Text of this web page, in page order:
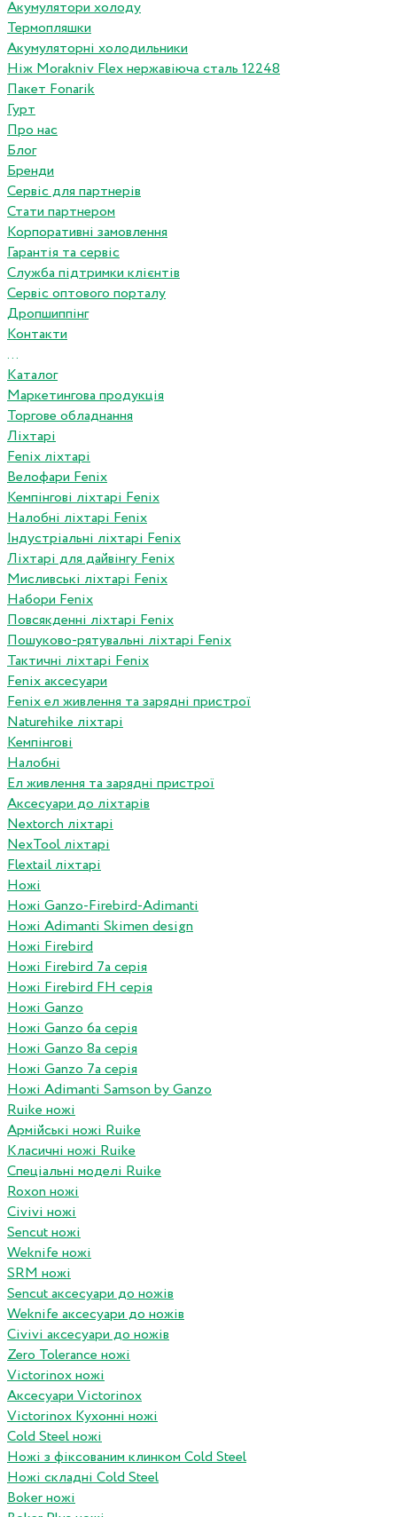
Акумулятори холоду
Термопляшки
Акумуляторні холодильники
Ніж Morakniv Flex нержавіюча сталь 12248
Пакет Fonarik
Гурт
Про нас
Блог
Бренди
Сервіс для партнерів
Стати партнером
Корпоративні замовлення
Гарантія та сервіс
Служба підтримки клієнтів
Сервіс оптового порталу
Дропшиппінг
Контакти
...
Каталог
Маркетингова продукція
Торгове обладнання
Ліхтарі
Fenix ліхтарі
Велофари Fenix
Кемпінгові ліхтарі Fenix
Налобні ліхтарі Fenix
Індустріальні ліхтарі Fenix
Ліхтарі для дайвінгу Fenix
Мисливські ліхтарі Fenix
Набори Fenix
Повсякденні ліхтарі Fenix
Пошуково-рятувальні ліхтарі Fenix
Тактичні ліхтарі Fenix
Fenix аксесуари
Fenix ел живлення та зарядні пристрої
Naturehike ліхтарі
Кемпінгові
Налобні
Ел живлення та зарядні пристрої
Аксесуари до ліхтарів
Nextorch ліхтарі
NexTool ліхтарі
Flextail ліхтарі
Ножі
Ножі Ganzo-Firebird-Adimanti
Ножі Adimanti Skimen design
Ножі Firebird
Ножі Firebird 7а серія
Ножі Firebird FH серія
Ножі Ganzo
Ножі Ganzo 6а серія
Ножі Ganzo 8а серія
Ножі Ganzo 7а серія
Ножі Adimanti Samson by Ganzo
Ruike ножі
Армійські ножі Ruike
Класичні ножі Ruike
Спеціальні моделі Ruike
Roxon ножi
Civivi ножі
Sencut ножі
Weknife ножі
SRM ножі
Sencut аксесуари до ножів
Weknife аксесуари до ножів
Civivi аксесуари до ножів
Zero Tolerance ножі
Victorinox ножі
Аксесуари Victorinox
Victorinox Кухонні ножі
Cold Steel ножі
Ножі з фіксованим клинком Cold Steel
Ножі складні Cold Steel
Boker ножі